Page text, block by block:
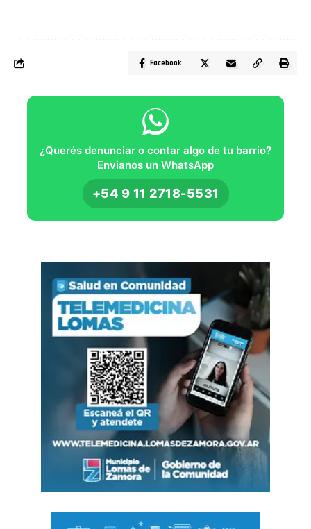
Facebook
¿Querés denunciar o contar algo de tu barrio?
Envianos un WhatsApp
+54 9 11 2718-5531